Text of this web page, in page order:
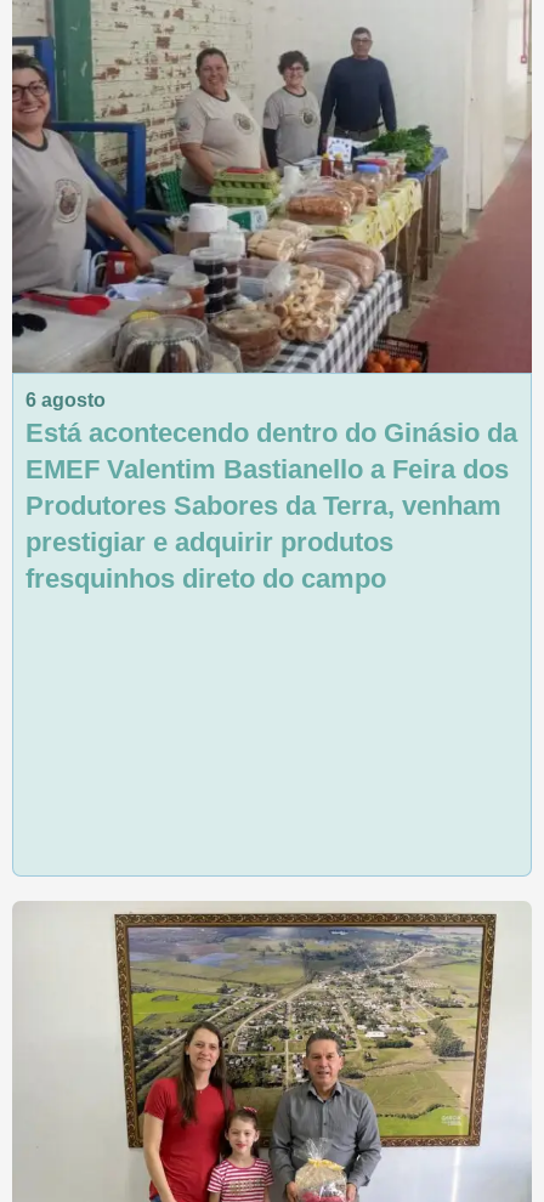
6 agosto
Está acontecendo dentro do Ginásio da
EMEF Valentim Bastianello a Feira dos
Produtores Sabores da Terra, venham
prestigiar e adquirir produtos
fresquinhos direto do campo